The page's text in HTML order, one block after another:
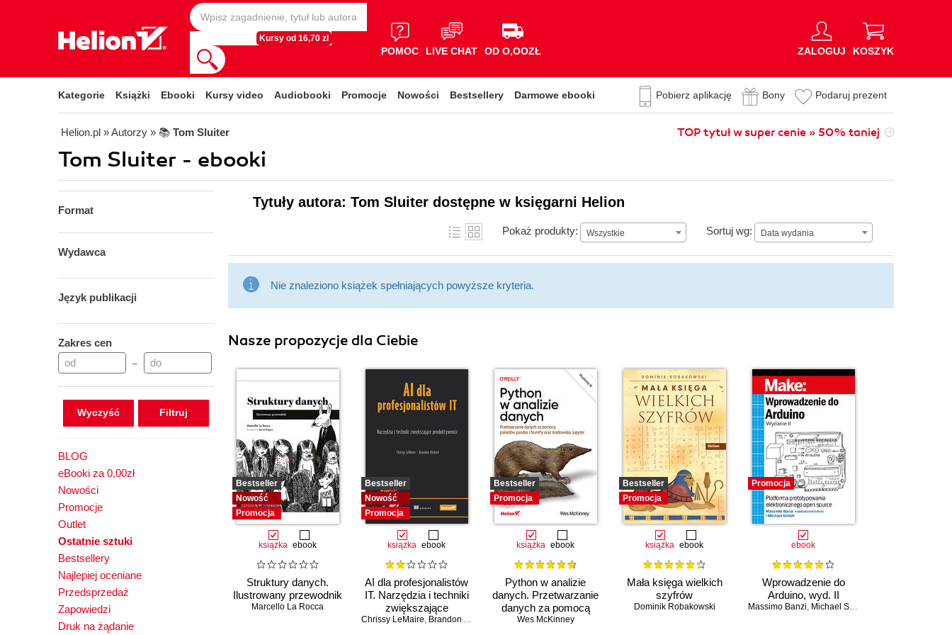
Kursy od 16,70 zł
POMOC LIVE CHAT OD O,OOZŁ ZALOGUJ KOSZYK
Kategorie Książki Ebooki Kursy video Audiobooki Promocje Nowości Bestsellery Darmowe ebooki Pobierz aplikację Bony Podaruj prezent
Helion.pl » Autorzy » 📚 Tom Sluiter TOP tytuł w super cenie » 50% taniej
Tom Sluiter - ebooki
Format
Wydawca
Język publikacji
Zakres cen
–
Wyczyść
BLOG
eBooki za 0,00zł
Nowości
Promocje
Outlet
Ostatnie sztuki
Bestsellery
Najlepiej oceniane
Przedsprzedaż
Zapowiedzi
Druk na żądanie
Tytuły autora: Tom Sluiter dostępne w księgarni Helion
Pokaż produkty: Wszystkie Sortuj wg: Data wydania
Data wydania
Nie znaleziono książek spełniających powyższe kryteria.
Nasze propozycje dla Ciebie
Bestseller
Nowość
Promocja
książka ebook
Struktury danych.
Ilustrowany przewodnik
Marcello La Rocca
Bestseller
Nowość
Promocja
książka ebook
AI dla profesjonalistów
IT. Narzędzia i techniki
zwiększające
produktywność
Chrissy LeMaire, Brandon Abshire
Bestseller
Promocja
książka ebook
Python w analizie
danych. Przetwarzanie
danych za pomocą
pakietów pandas i
Wes McKinney
Bestseller
Promocja
książka ebook
Mała księga wielkich
szyfrów
Dominik Robakowski
Promocja
ebook
Wprowadzenie do
Arduino, wyd. II
Massimo Banzi, Michael Shiloh